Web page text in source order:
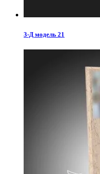
3-Д модель 21